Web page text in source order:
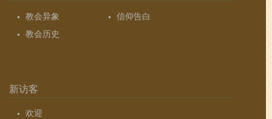
教会异象
信仰告白
教会历史
新访客
欢迎